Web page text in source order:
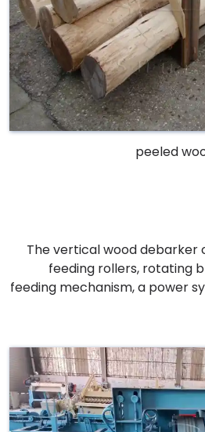
peeled
The vertical wood debarker
feeding rollers, rotating
feeding mechanism, a power